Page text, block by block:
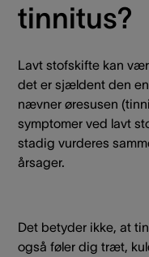
tinnitus?
Lavt stofskifte kan
det er sjældent den
nævner øresusen
symptomer ved lavt
stadig vurderes
årsager.
Det betyder ikke, at
også føler dig træt,